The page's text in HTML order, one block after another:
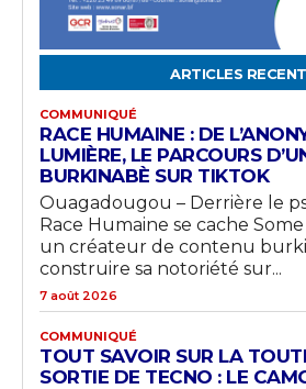
ARTICLES
COMMUNIQUÉ
RACE HUMAINE : DE
LUMIÈRE, LE PARCOURS
BURKINABÈ SUR TIKTOK
Ouagadougou – Derrière le
Race Humaine se cache
un créateur de contenu
construire sa notoriété sur...
7 août 2026
COMMUNIQUÉ
TOUT SAVOIR SUR LA
SORTIE DE TECNO : LE